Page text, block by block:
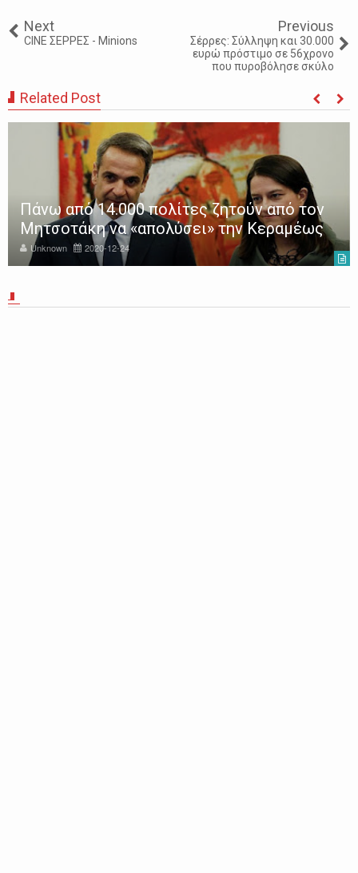
Next
CINE ΣΕΡΡΕΣ - Minions
Previous
Σέρρες: Σύλληψη και 30.000
ευρώ πρόστιμο σε 56χρονο
που πυροβόλησε σκύλο
Related Post
Υπό διάλυση τα ΙΕΚ – Τα Δημόσια ΙΕΚ δεν
έχουν λάβει ούτε ένα ευρώ από τον
Μάρτιο του 2022
Unknown 2022-12-17